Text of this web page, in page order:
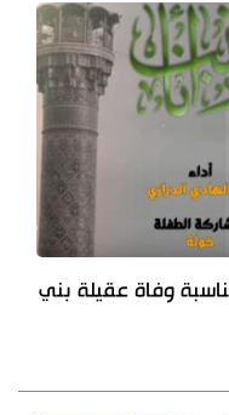
وفاة عقيلة بني